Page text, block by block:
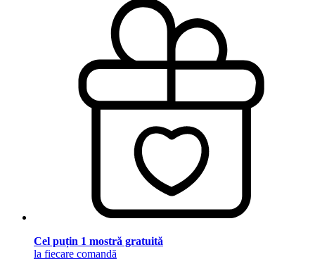
Cel puțin 1 mostră gratuită
la fiecare comandă